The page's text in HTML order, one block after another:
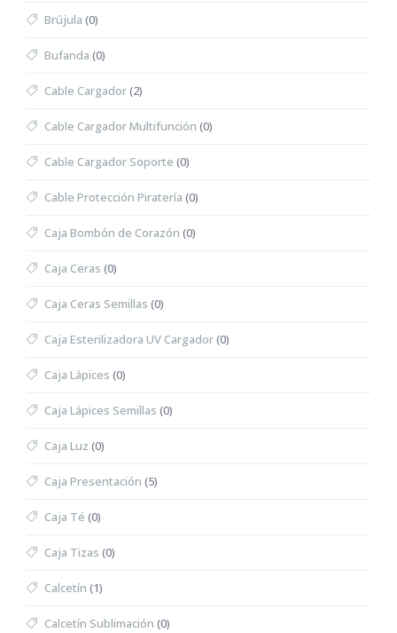
Brújula (0)
Bufanda (0)
Cable Cargador(2)
Cable Cargador Multifunción (0)
Cable Cargador Soporte (0)
Cable Protección Piratería (0)
Caja Bombón de Corazón (0)
Caja Ceras (0)
Caja Ceras Semillas (0)
Caja Esterilizadora UV Cargador(0)
Caja Lápices (0)
Caja Lápices Semillas (0)
Caja Luz (0)
Caja Presentación (5)
Caja Té (0)
Caja Tizas (0)
Calcetín (1)
Calcetín Sublimación (0)